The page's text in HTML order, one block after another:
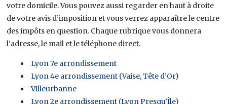
votre domicile. Vous pouvez aussi regarder en haut à droite
de votre avis d’imposition et vous verrez apparaître le centre
des impôts en question. Chaque rubrique vous donnera
l’adresse, le mail et le téléphone direct.
Lyon 7e arrondissement
Lyon 4e arrondissement (Vaise, Tête d’Or)
Villeurbanne
Lyon 2e arrondissement (Lyon Presqu’Île)